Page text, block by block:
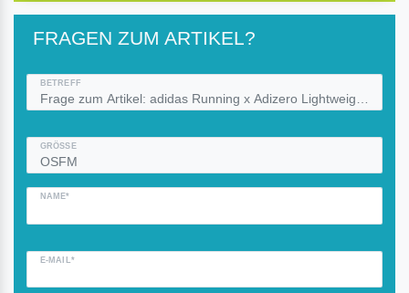
FRAGEN ZUM ARTIKEL?
BETREFF
GRÖSSE
NAME*
E-MAIL*